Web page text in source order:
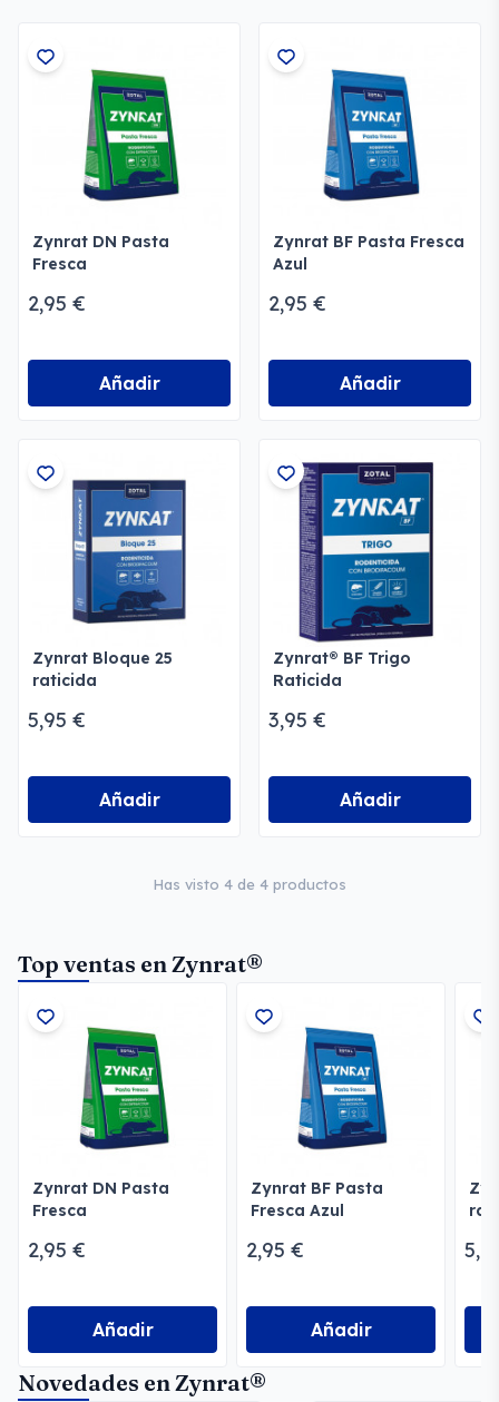
Zynrat DN Pasta
Fresca
2,95 €
Añadir
Zynrat BF Pasta Fresca
Azul
2,95 €
Añadir
Zynrat Bloque 25
raticida
5,95 €
Añadir
Zynrat® BF Trigo
Raticida
3,95 €
Añadir
Has visto 4 de 4 productos
Top ventas en Zynrat®
Zynrat DN Pasta
Fresca
2,95 €
Añadir
Zynrat BF Pasta
Fresca Azul
2,95 €
Añadir
Novedades en Zynrat®